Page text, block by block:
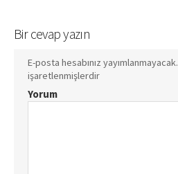
Bir cevap yazın
E-posta hesabınız yayımlanmayacak.
işaretlenmişlerdir
Yorum